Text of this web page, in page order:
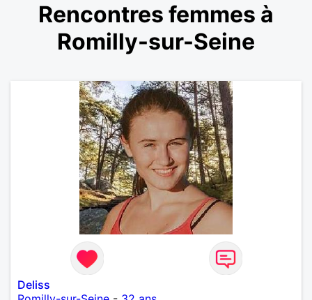
Rencontres femmes à
Romilly-sur-Seine
Deliss